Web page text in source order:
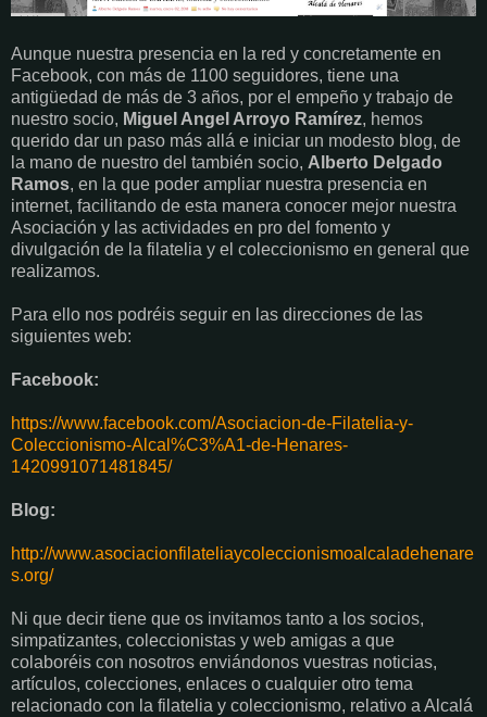
Aunque nuestra presencia en la red y concretamente en
Facebook, con más de 1100 seguidores, tiene una
antigüedad de más de 3 años, por el empeño y trabajo de
nuestro socio, Miguel Angel Arroyo Ramírez, hemos
querido dar un paso más allá e iniciar un modesto blog, de
la mano de nuestro del también socio, Alberto Delgado
Ramos, en la que poder ampliar nuestra presencia en
internet, facilitando de esta manera conocer mejor nuestra
Asociación y las actividades en pro del fomento y
divulgación de la filatelia y el coleccionismo en general que
realizamos.
Para ello nos podréis seguir en las direcciones de las
siguientes web:
Facebook:
https://www.facebook.com/Asociacion-de-Filatelia-y-
Coleccionismo-Alcal%C3%A1-de-Henares-
1420991071481845/
Blog:
http://www.asociacionfilateliaycoleccionismoalcaladehenare
s.org/
Ni que decir tiene que os invitamos tanto a los socios,
simpatizantes, coleccionistas y web amigas a que
colaboréis con nosotros enviándonos vuestras noticias,
artículos, colecciones, enlaces o cualquier otro tema
relacionado con la filatelia y coleccionismo, relativo a Alcalá